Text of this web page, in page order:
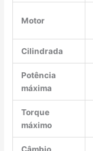
Motor
Cilindrada
Potência
máxima
Torque
máximo